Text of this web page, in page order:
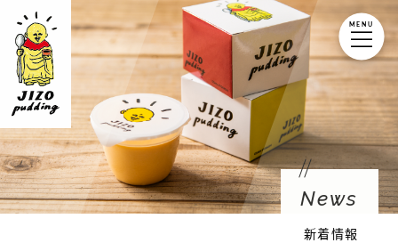
MENU
News
新着情報